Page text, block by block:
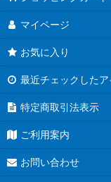
マイページ
お気に入り
最近チェックしたア
特定商取引法表示
ご利用案内
お問い合わせ